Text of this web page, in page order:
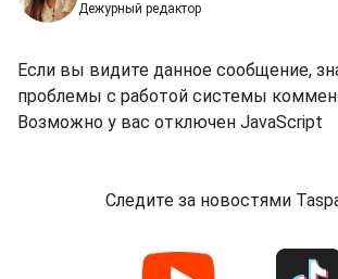
Дежурный редактор
Если вы видите данное сообщение,
проблемы с работой системы
Возможно у вас отключен JavaScript
Следите за новостями